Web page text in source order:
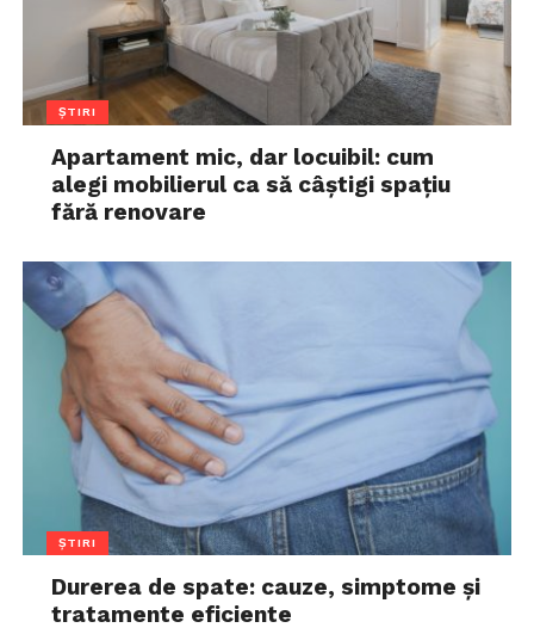
ȘTIRI
Apartament mic, dar locuibil: cum
alegi mobilierul ca să câștigi spațiu
fără renovare
ȘTIRI
Durerea de spate: cauze, simptome și
tratamente eficiente